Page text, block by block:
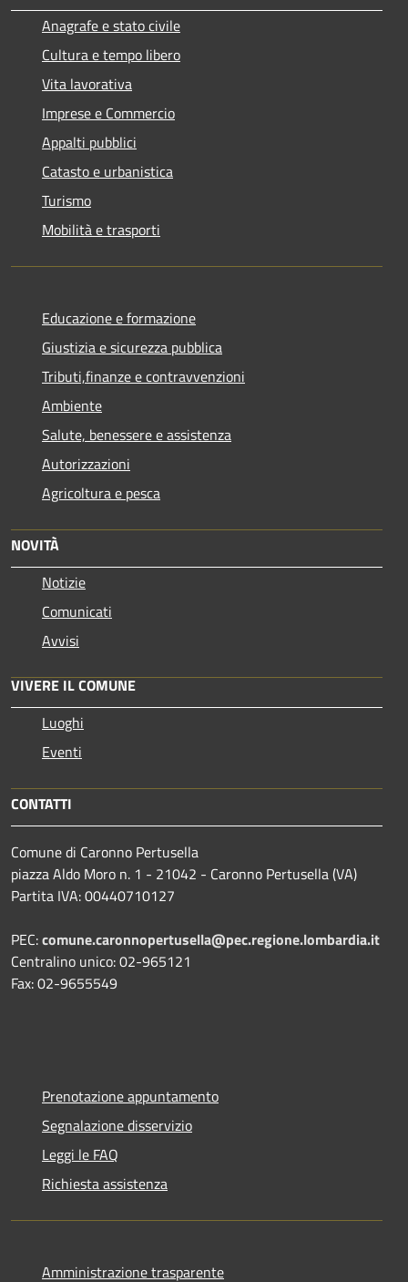
Anagrafe e stato civile
Cultura e tempo libero
Vita lavorativa
Imprese e Commercio
Appalti pubblici
Catasto e urbanistica
Turismo
Mobilità e trasporti
Educazione e formazione
Giustizia e sicurezza pubblica
Tributi,finanze e contravvenzioni
Ambiente
Salute, benessere e assistenza
Autorizzazioni
Agricoltura e pesca
NOVITÀ
Notizie
Comunicati
Avvisi
VIVERE IL COMUNE
Luoghi
Eventi
CONTATTI
Comune di Caronno Pertusella
piazza Aldo Moro n. 1 - 21042 - Caronno Pertusella (VA)
Partita IVA: 00440710127
PEC:comune.caronnopertusella@pec.regione.lombardia.it
Centralino unico: 02-965121
Fax: 02-9655549
Prenotazione appuntamento
Segnalazione disservizio
Leggi le FAQ
Richiesta assistenza
Amministrazione trasparente